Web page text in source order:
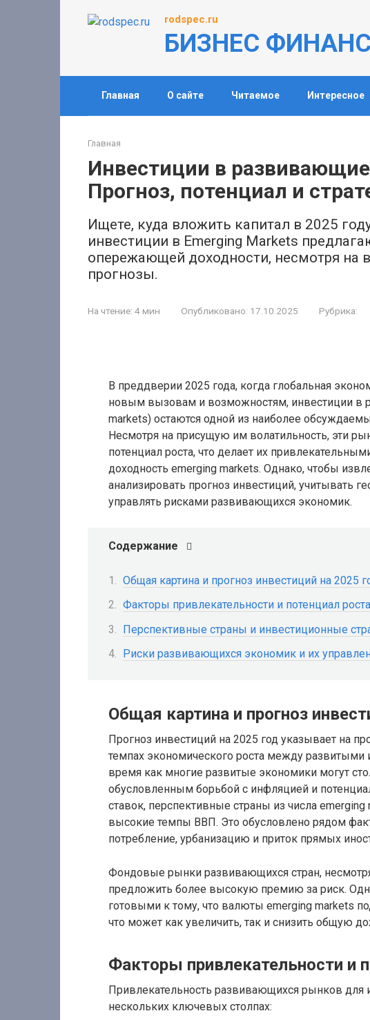
rodspec.ru
БИЗНЕС
Главная О сайте Читаемое Интересное
Главная
Инвестиции в
Прогноз, потенциал и
Ищете, куда вложить капитал в 2025
инвестиции в Emerging Markets
опережающей доходности, несмотря на
прогнозы.
На чтение: 4 мин Опубликовано: 17.10.2025 Рубрика:
В преддверии 2025 года, когда глобальная
новым вызовам и возможностям, инвестиции в
markets) остаются одной из наиболее
Несмотря на присущую им волатильность, эти
потенциал роста, что делает их
доходность emerging markets. Однако, чтобы
анализировать прогноз инвестиций, учитывать
управлять рисками развивающихся экономик.
Содержание
Общая картина и прогноз инвестиций на 2025
Факторы привлекательности и потенциал роста
Перспективные страны и инвестиционные
Риски развивающихся экономик и их
Общая картина и прогноз
Прогноз инвестиций на 2025 год указывает на
темпах экономического роста между
время как многие развитые экономики могут
обусловленным борьбой с инфляцией и
ставок, перспективные страны из числа
высокие темпы ВВП. Это обусловлено рядом
потребление, урбанизацию и приток прямых
Фондовые рынки развивающихся стран,
предложить более высокую премию за риск.
готовыми к тому, что валюты emerging markets
что может как увеличить, так и снизить общую
Факторы привлекательности и
Привлекательность развивающихся рынков для
нескольких ключевых столпах: